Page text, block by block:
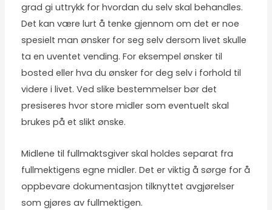
grad gi uttrykk for hvordan du selv skal behandles.
Det kan være lurt å tenke gjennom om det er noe
spesielt man ønsker for seg selv dersom livet skulle
ta en uventet vending. For eksempel ønsker til
bosted eller hva du ønsker for deg selv i forhold til
videre i livet. Ved slike bestemmelser bør det
presiseres hvor store midler som eventuelt skal
brukes på et slikt ønske.
Midlene til fullmaktsgiver skal holdes separat fra
fullmektigens egne midler. Det er viktig å sørge for å
oppbevare dokumentasjon tilknyttet avgjørelser
som gjøres av fullmektigen.